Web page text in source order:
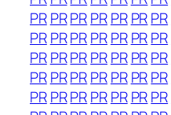
PRPRPRPRPR PRPR
PRPRPRPRPR PRPR
PRPRPRPRPR PRPR
PRPRPRPRPR PRPR
PRPRPRPRPR PRPR